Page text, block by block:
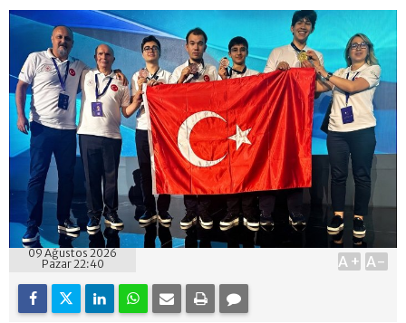
09 Ağustos 2026
Pazar 22:40
A+ A-